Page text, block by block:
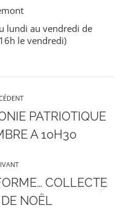
lundi au vendredi de
le vendredi)
PATRIOTIQUE
A 10H30
COLLECTE
NOËL